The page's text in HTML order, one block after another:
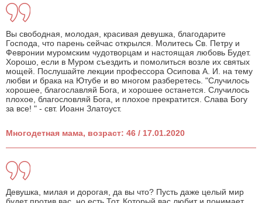
Вы свободная, молодая, красивая девушка, благодарите
Господа, что парень сейчас открылся. Молитесь Св. Петру и
Февронии муромским чудотворцам и настоящая любовь Будет.
Хорошо, если в Муром съездить и помолиться возле их святых
мощей. Послушайте лекции профессора Осипова А. И. на тему
любви и брака на Ютубе и во многом разберетесь. "Случилось
хорошее, благославляй Бога, и хорошее останется. Случилось
плохое, благословляй Бога, и плохое прекратится. Слава Богу
за все! " - свт. Иоанн Златоуст.
Многодетная мама, возраст: 46 / 17.01.2020
Девушка, милая и дорогая, да вы что? Пусть даже целый мир